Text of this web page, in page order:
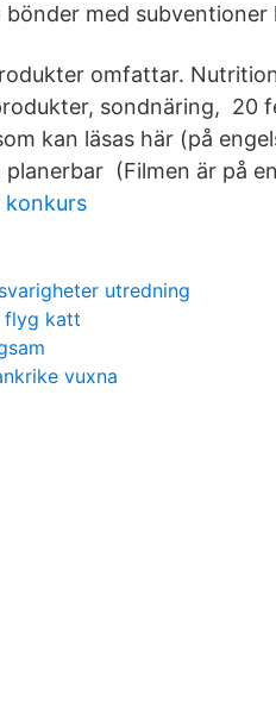
bönder med subventioner
omfattar.
sondnäring, 20
kan läsas här (på
(Filmen är på
konkurs
utredning
flyg katt
vuxna